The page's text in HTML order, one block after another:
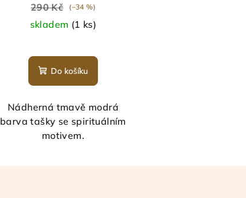
290 Kč
(–34 %)
skladem (1 ks)
Do košíku
Nádherná tmavě modrá
barva tašky se spirituálním
motivem.